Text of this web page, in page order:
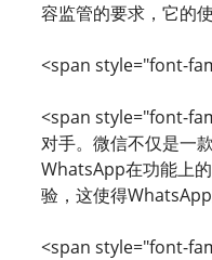
容监管的要求，它的
<span style="font-
<span style="font-
对手。微信不仅是一
WhatsApp在功能上
验，这使得
<span style="font-